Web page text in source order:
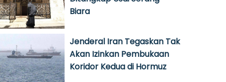
Biara
Jenderal Iran Tegaskan Tak
Akan Izinkan Pembukaan
Koridor Kedua di Hormuz